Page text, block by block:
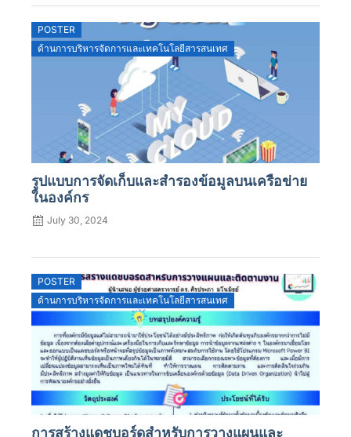
POSTER
ด้านการบริหารจัดการและเทคโนโลยีสารสนเทศ
รูปแบบการจัดเก็บและสำรองข้อมูลบนเครือข่าย
ในองค์กร
July 30, 2024
POSTER
ด้านการบริหารจัดการและเทคโนโลยีสารสนเทศ
การสร้างแดชบอร์ดสำหรับการวางแผนและ